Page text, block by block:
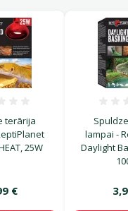
terārija
25W
€
lampai -
Daylight